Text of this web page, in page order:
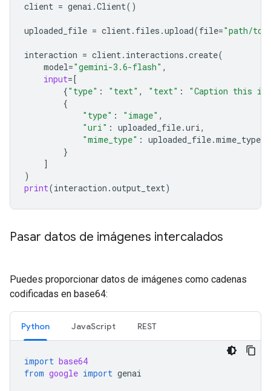
client = genai .Client()
uploaded_file = client. files .upload(file="path/to/
interaction = client. interactions .create(
model="gemini-3.6-flash" ,
input=[
{"type" : "text" , "text" :
"Caption this
{
"type" : "image" ,
"uri" : uploaded_file.uri,
"mime_type" : uploaded_file.mime_type
}
]
)
print(interaction .output_text)
Pasar datos de imágenes intercalados
Puedes proporcionar datos de imágenes como cadenas
codificadas en base64:
Python JavaScript REST
import base64
from google import genai